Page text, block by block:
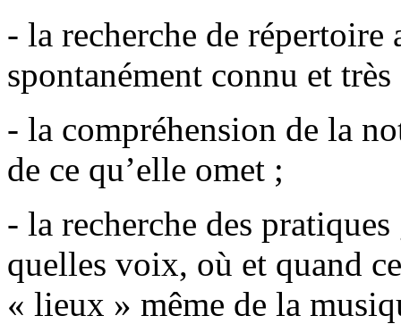
- la recherche de répertoire
spontanément connu et très
- la compréhension de la
de ce qu’elle omet ;
- la recherche des
quelles voix, où et quand
« lieux » même de la